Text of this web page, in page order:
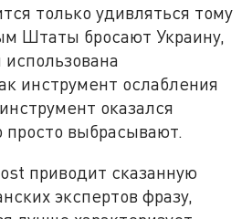
только удивляться тому
Штаты бросают Украину,
инструмент ослабления
оказался
выбрасывают.
приводит сказанную
экспертов фразу,